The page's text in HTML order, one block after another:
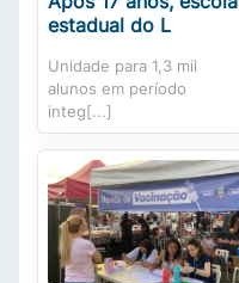
estadual do L
Unidade para 1,3 mil
alunos em período
integ[...]